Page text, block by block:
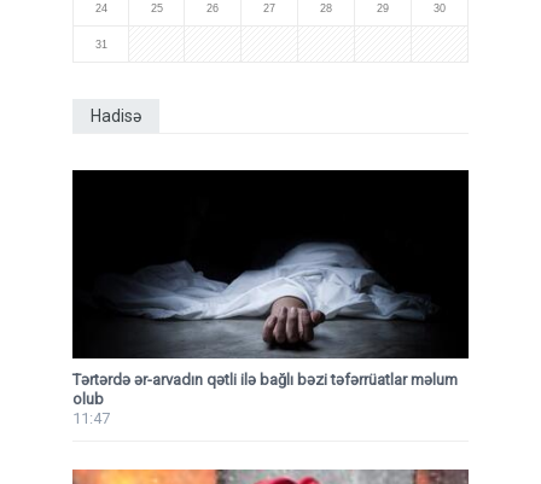
24 25 26 27 28 29 30
31
Hadisə
Tərtərdə ər-arvadın qətli ilə bağlı bəzi təfərrüatlar məlum
olub
11:47